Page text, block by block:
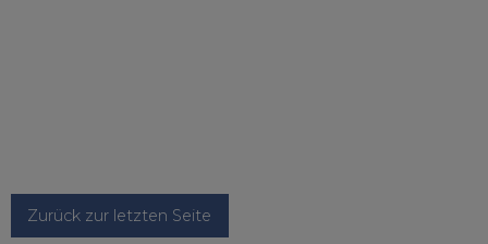
Zurück zur letzten Seite